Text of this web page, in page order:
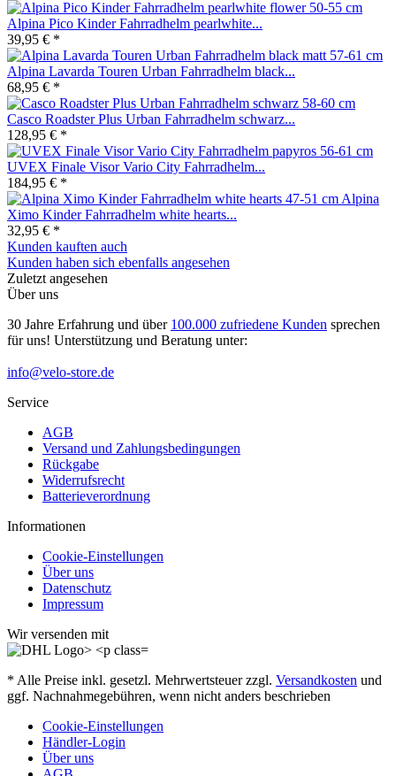
Alpina Pico Kinder Fahrradhelm pearlwhite...
39,95 € *
Alpina Lavarda Touren Urban Fahrradhelm black...
68,95 € *
Casco Roadster Plus Urban Fahrradhelm schwarz...
128,95 € *
UVEX Finale Visor Vario City Fahrradhelm...
184,95 € *
Alpina
Ximo Kinder Fahrradhelm white hearts...
32,95 € *
Kunden kauften auch
Kunden haben sich ebenfalls angesehen
Zuletzt angesehen
Über uns
30 Jahre Erfahrung und über 100.000 zufriedene Kunden sprechen
für uns! Unterstützung und Beratung unter:
info@velo-store.de
Service
AGB
Versand und Zahlungsbedingungen
Rückgabe
Widerrufsrecht
Batterieverordnung
Informationen
Cookie-Einstellungen
Über uns
Datenschutz
Impressum
Wir versenden mit
* Alle Preise inkl. gesetzl. Mehrwertsteuer zzgl. Versandkosten und
ggf. Nachnahmegebühren, wenn nicht anders beschrieben
Cookie-Einstellungen
Händler-Login
Über uns